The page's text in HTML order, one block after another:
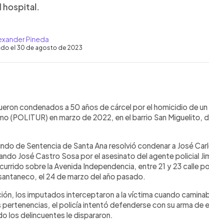
hospital.
Pineda
el 30 de agosto de 2023
artículo
condenados a 50 años de cárcel por el homicidio de
(POLITUR) en marzo de 2022, en el barrio San Miguelito,
de Sentencia de Santa Ana resolvió condenar a José
José Castro Sosa por el asesinato del agente policial
sobre la Avenida Independencia, entre 21 y 23 calle
el 24 de marzo del año pasado.
los imputados interceptaron a la víctima cuando
pertenencias, el policía intentó defenderse con su arma de
los delincuentes le dispararon.